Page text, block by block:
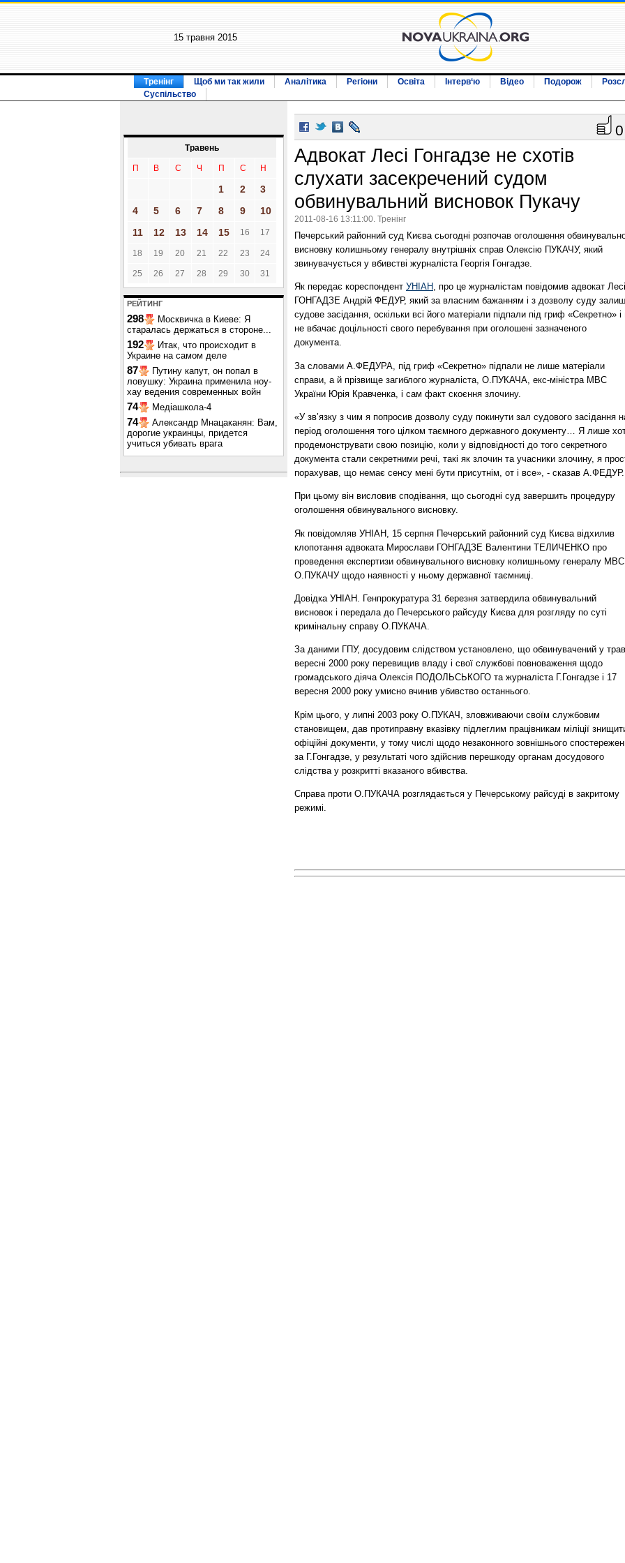
15 травня 2015
Тренінг Щоб ми так жили Аналітика Регіони Освіта Інтерв‘ю Відео Подорож
Суспільство
Травень
П В С Ч П С Н
1 2
3
4
5 6 7 8 9
10
11
12 13 14 15 16 17
18 19 20 21 22 23 24
25 26 27 28 29 30 31
РЕЙТИНГ
298
Москвичка в Киеве: Я
старалась держаться в стороне...
192
Итак, что происходит в
Украине на самом деле
87
Путину капут, он попал в
ловушку: Украина применила ноу-
хау ведения современных войн
74 Медіашкола-4
74
Александр Мнацаканян: Вам,
дорогие украинцы, придется
учиться убивать врага
0
Адвокат Лесі Гонгадзе не схотів
слухати засекречений судом
обвинувальний висновок Пукачу
2011-08-16 13:11:00. Тренінг
Печерський районний суд Києва сьогодні розпочав оголошення
висновку колишньому генералу внутрішніх справ Олексію ПУКАЧУ, який
звинувачується у вбивстві журналіста Георгія Гонгадзе.
Як передає кореспондент УНІАН, про це журналістам повідомив адвокат Лесі
ГОНГАДЗЕ Андрій ФЕДУР, який за власним бажанням і з дозволу суду
судове засідання, оскільки всі його матеріали підпали під гриф «Секретно» і
не вбачає доцільності свого перебування при оголошені зазначеного
документа.
За словами А.ФЕДУРА, під гриф «Секретно» підпали не лише матеріали
справи, а й прізвище загиблого журналіста, О.ПУКАЧА, екс-міністра МВС
України Юрія Кравченка, і сам факт скоєння злочину.
«У зв’язку з чим я попросив дозволу суду покинути зал судового засідання
період оголошення того цілком таємного державного документу… Я лише
продемонструвати свою позицію, коли у відповідності до того секретного
документа стали секретними речі, такі як злочин та учасники злочину, я
порахував, що немає сенсу мені бути присутнім, от і все», - сказав А.ФЕДУР.
При цьому він висловив сподівання, що сьогодні суд завершить процедуру
оголошення обвинувального висновку.
Як повідомляв УНІАН, 15 серпня Печерський районний суд Києва відхилив
клопотання адвоката Мирослави ГОНГАДЗЕ Валентини ТЕЛИЧЕНКО про
проведення експертизи обвинувального висновку колишньому генералу МВС
О.ПУКАЧУ щодо наявності у ньому державної таємниці.
Довідка УНІАН. Генпрокуратура 31 березня затвердила обвинувальний
висновок і передала до Печерського райсуду Києва для розгляду по суті
кримінальну справу О.ПУКАЧА.
За даними ГПУ, досудовим слідством установлено, що обвинувачений у
вересні 2000 року перевищив владу і свої службові повноваження щодо
громадського діяча Олексія ПОДОЛЬСЬКОГО та журналіста Г.Гонгадзе і 17
вересня 2000 року умисно вчинив убивство останнього.
Крім цього, у липні 2003 року О.ПУКАЧ, зловживаючи своїм службовим
становищем, дав протиправну вказівку підлеглим працівникам міліції
офіційні документи, у тому числі щодо незаконного зовнішнього
за Г.Гонгадзе, у результаті чого здійснив перешкоду органам досудового
слідства у розкритті вказаного вбивства.
Справа проти О.ПУКАЧА розглядається у Печерському райсуді в закритому
режимі.